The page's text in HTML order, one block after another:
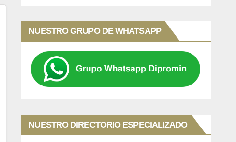
NUESTRO GRUPO DE WHATSAPP
NUESTRO DIRECTORIO ESPECIALIZADO